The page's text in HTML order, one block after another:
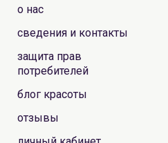
о нас
сведения и контакты
защита прав
потребителей
блог красоты
отзывы